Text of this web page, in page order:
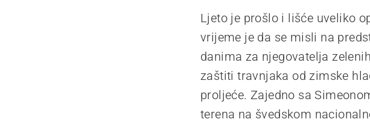
Ljeto je prošlo i lišće uveliko
vrijeme je da se misli na
danima za njegovatelja
zaštiti travnjaka od zimske
proljeće. Zajedno sa
terena na švedskom